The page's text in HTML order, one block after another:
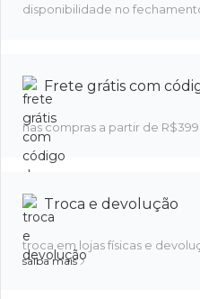
disponibilidade no
Frete grátis com
nas compras a partir de
Troca e devolução
troca em lojas físicas e
saiba mais